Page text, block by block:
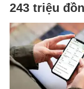
243 triệu